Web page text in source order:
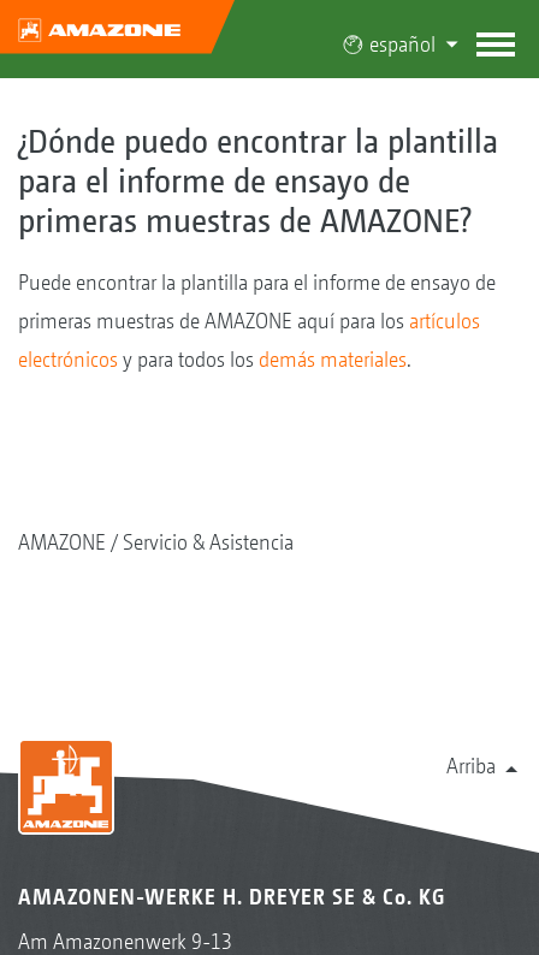
español
¿Dónde puedo encontrar la plantilla
para el informe de ensayo de
primeras muestras de AMAZONE?
Puede encontrar la plantilla para el informe de ensayo de
primeras muestras de AMAZONE aquí para los artículos
electrónicosy para todos los demás materiales.
AMAZONE Servicio & Asistencia
Arriba
AMAZONEN-WERKE H. DREYER SE & Co. KG
Am Amazonenwerk 9-13